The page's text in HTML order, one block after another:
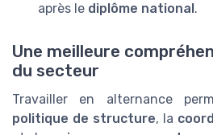
après le diplôme national .
Une meilleure
du secteur
Travailler en alternance
politique de structure, la